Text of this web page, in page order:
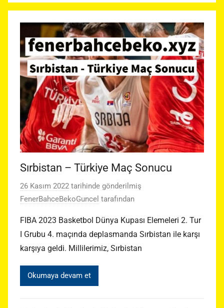
Sırbistan – Türkiye Maç Sonucu
26 Kasım 2022 tarihinde gönderilmiş
FenerBahceBekoGuncel tarafından
FIBA 2023 Basketbol Dünya Kupası Elemeleri 2. Tur
I Grubu 4. maçında deplasmanda Sırbistan ile karşı
karşıya geldi. Millilerimiz, Sırbistan
Okumaya devam et